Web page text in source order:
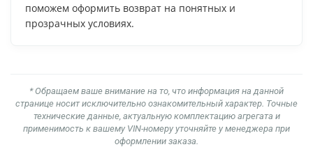
поможем оформить возврат на понятных и
прозрачных условиях.
* Обращаем ваше внимание на то, что информация на данной
странице носит исключительно ознакомительный характер. Точные
технические данные, актуальную комплектацию агрегата и
применимость к вашему VIN-номеру уточняйте у менеджера при
оформлении заказа.